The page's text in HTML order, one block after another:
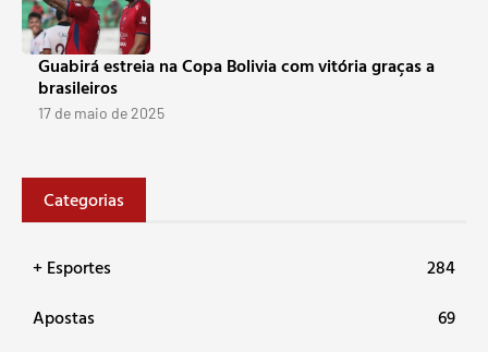
Guabirá estreia na Copa Bolivia com vitória graças a
brasileiros
17 de maio de 2025
Categorias
+ Esportes
284
Apostas
69